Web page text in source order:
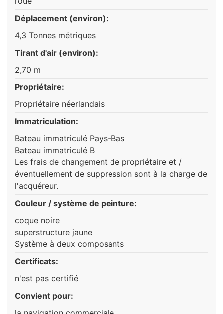
Déplacement (environ):
4,3 Tonnes métriques
Tirant d'air (environ):
2,70 m
Propriétaire:
Propriétaire néerlandais
Immatriculation:
Bateau immatriculé Pays-Bas
Bateau immatriculé B
Les frais de changement de propriétaire et /
éventuellement de suppression sont à la charge de
l'acquéreur.
Couleur / système de peinture:
coque noire
superstructure jaune
Système à deux composants
Certificats:
n'est pas certifié
Convient pour: